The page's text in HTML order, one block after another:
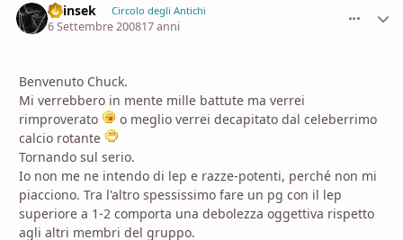
Shinsek Circolo degli Antichi
6 Settembre 200817 anni
Benvenuto Chuck.
Mi verrebbero in mente mille battute ma verrei
rimproverato
o meglio verrei decapitato dal celeberrimo
calcio rotante
Tornando sul serio.
Io non me ne intendo di lep e razze-potenti, perché non mi
piacciono. Tra l'altro spessissimo fare un pg con il lep
superiore a 1-2 comporta una debolezza oggettiva rispetto
agli altri membri del gruppo.